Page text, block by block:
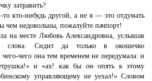
затравить?
кто-нибудь другой, а не я — это отдумать
чем недовольны, пожалуйте пачпорт!
на месте Любовь Александровна, услышав
слова. Сидит да только в окошечко
чего-чего она тем временем не передумала: и
и «ах! как бы он опять к этому
управляющему не уехал!» Словом